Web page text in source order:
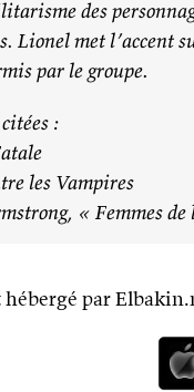
des
Lionel met l’accent
par le groupe.
:
les Vampires
« Femmes
hébergé par